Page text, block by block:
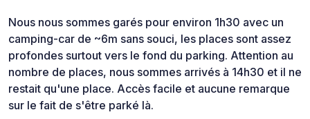
Nous nous sommes garés pour environ 1h30 avec un
camping-car de ~6m sans souci, les places sont assez
profondes surtout vers le fond du parking. Attention au
nombre de places, nous sommes arrivés à 14h30 et il ne
restait qu'une place. Accès facile et aucune remarque
sur le fait de s'être parké là.